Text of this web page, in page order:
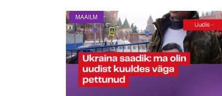
MAAILM
EESTI
OKTOOBER 27, 2025